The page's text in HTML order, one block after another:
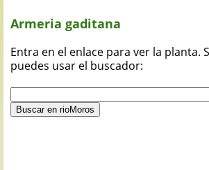
Armeria gaditana
Entra en el enlace para ver la planta.
puedes usar el buscador: